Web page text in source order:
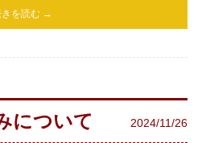
きを読む →
について 2024/11/26